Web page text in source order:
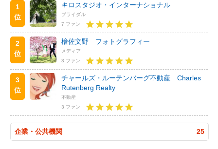
1
位
キロスタジオ・インターナショナル
ブライダル
7 ファン
2
位
檜佐文野 フォトグラフィー
メディア
3 ファン
3
位
チャールズ・ルーテンバーグ不動産 Charles
Rutenberg Realty
不動産
3 ファン
企業・公共機関 25